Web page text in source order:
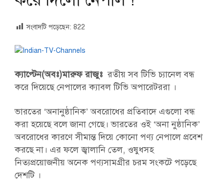
সংবাদটি পড়েছেন: 822
ক্যাপ্টেন(অবঃ)মারুফ রাজুঃরতীয় সব টিভি চ্যানেল বন্ধ
করে দিয়েছে নেপালের ক্যাবল টিভি অপারেটররা ।
ভারতের ‘অনানুষ্ঠানিক’ অবরোধের প্রতিবাদে এগুলো বন্ধ
করা হয়েছে বলে জানা গেছে। ভারতের ওই ‘অনা নুষ্ঠানিক’
অবরোধের কারণে সীমান্ত দিয়ে কোনো পণ্য নেপালে প্রবেশ
করছে না। এর ফলে জ্বালানি তেল, ওষুধসহ
নিত্যপ্রয়োজনীয় অনেক পণ্যসামগ্রীর চরম সংকটে পড়েছে
দেশটি ।